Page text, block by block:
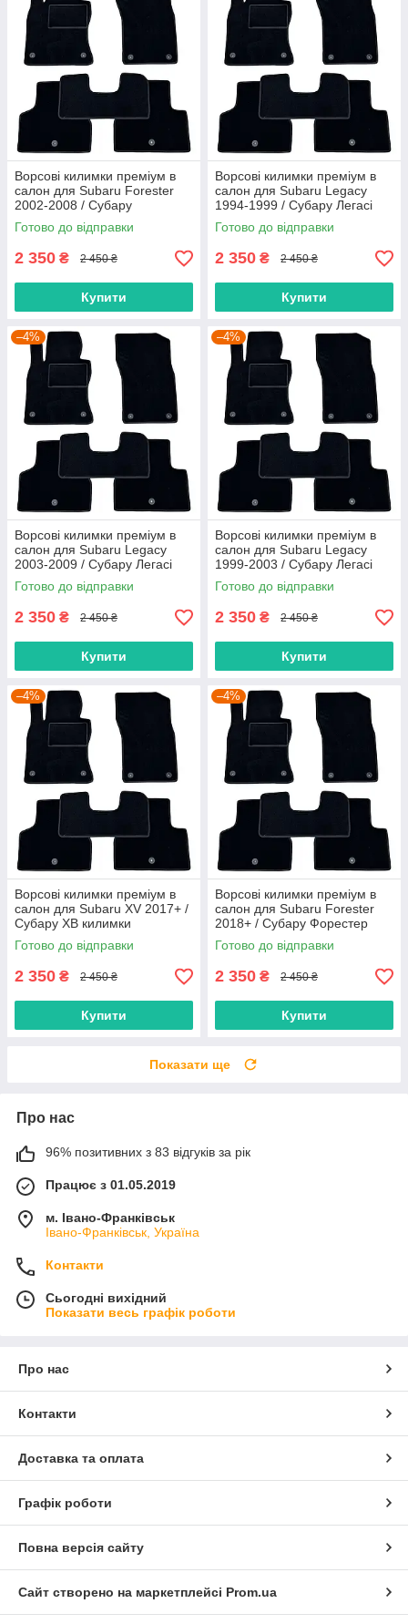
Ворсові килимки преміум в
салон для Subaru Forester
2002-2008 / Субару
Форестер килимки
Готово до відправки
2 350 ₴ 2 450 ₴
Купити
Ворсові килимки преміум в
салон для Subaru Legacy
1994-1999 / Субару Легасі
килимки
Готово до відправки
2 350 ₴ 2 450 ₴
Купити
–4%
Ворсові килимки преміум в
салон для Subaru Legacy
2003-2009 / Субару Легасі
килимки
Готово до відправки
2 350 ₴ 2 450 ₴
Купити
–4%
Ворсові килимки преміум в
салон для Subaru Legacy
1999-2003 / Субару Легасі
килимки
Готово до відправки
2 350 ₴ 2 450 ₴
Купити
–4%
Ворсові килимки преміум в
салон для Subaru XV 2017+ /
Субару ХВ килимки
Готово до відправки
2 350 ₴ 2 450 ₴
Купити
–4%
Ворсові килимки преміум в
салон для Subaru Forester
2018+ / Субару Форестер
килимки
Готово до відправки
2 350 ₴ 2 450 ₴
Купити
Показати ще
Про нас
96% позитивних з 83 відгуків за рік
Працює з 01.05.2019
м. Івано-Франківськ
Івано-Франківськ, Україна
Контакти
Сьогодні вихідний
Показати весь графік роботи
Про нас
Контакти
Доставка та оплата
Графік роботи
Повна версія сайту
Сайт створено на маркетплейсі Prom.ua